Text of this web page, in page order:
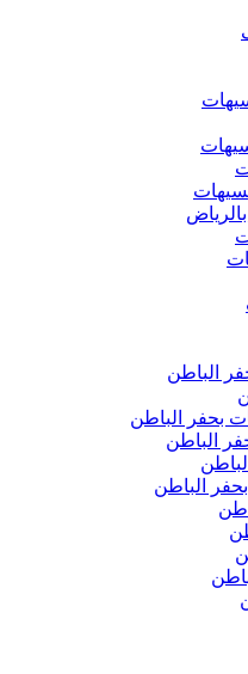
الباطن
بحفر الباطن
الباطن
الباطن